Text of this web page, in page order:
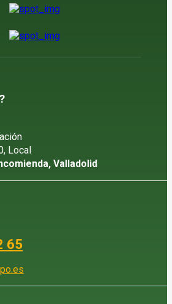
Local
Valladolid
65